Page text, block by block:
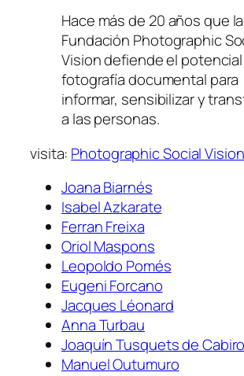
Hace más de 20 años que la
Fundación Photographic
Vision defiende el
fotografía documental para
informar, sensibilizar y
a las personas.
visita: Photographic Social Vision
Joana Biarnés
Isabel Azkarate
Ferran Freixa
Oriol Maspons
Leopoldo Pomés
Eugeni Forcano
Jacques Léonard
Anna Turbau
Joaquín Tusquets de
Manuel Outumuro